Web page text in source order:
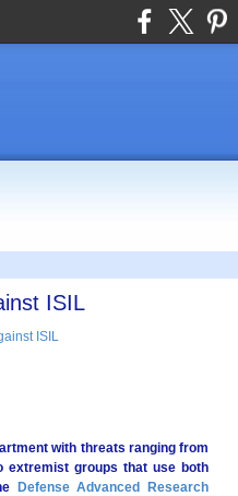
ISIL
with threats ranging from
extremist groups that use both
Defense Advanced Research